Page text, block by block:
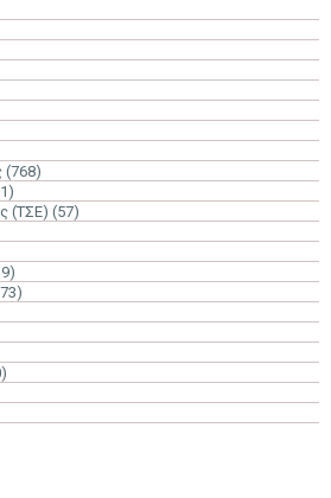
(768)
(ΤΣΕ) (57)